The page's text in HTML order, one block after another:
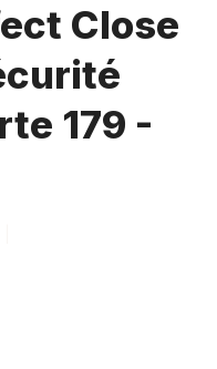
Close
179 -